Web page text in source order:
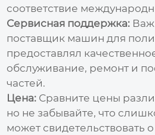
соответствие
Сервисная поддержка:
поставщик машин для
предоставлял
обслуживание, ремонт и
частей.
Цена: Сравните цены
но не забывайте, что
может свидетельствовать